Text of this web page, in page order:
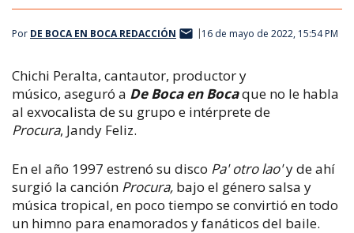
Por DE BOCA EN BOCA REDACCIÓN 16 de mayo de 2022, 15:54 PM
Chichi Peralta, cantautor, productor y
músico, aseguró a De Boca en Bocaque no le habla
al exvocalista de su grupo e intérprete de
Procura, Jandy Feliz.
En el año 1997 estrenó su disco Pa' otro lao'y de ahí
surgió la canción Procura, bajo el género salsa y
música tropical, en poco tiempo se convirtió en todo
un himno para enamorados y fanáticos del baile.